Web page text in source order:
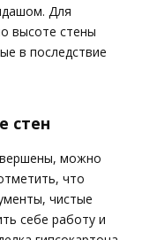
Для
высоте стены
в последствие
стен
можно
что
чистые
себе работу и